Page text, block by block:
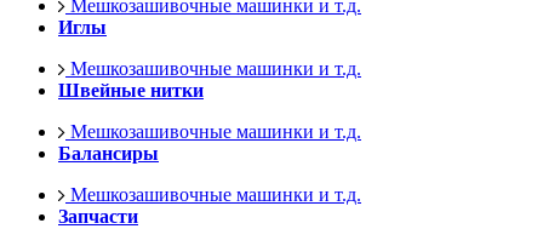
Мешкозашивочные машинки и т.д.
Иглы
Мешкозашивочные машинки и т.д.
Швейные нитки
Мешкозашивочные машинки и т.д.
Балансиры
Мешкозашивочные машинки и т.д.
Запчасти